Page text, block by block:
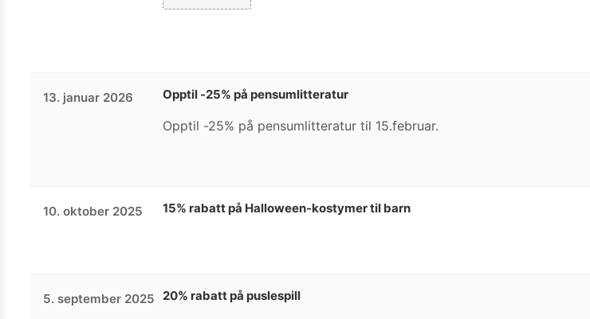
13. januar 2026 Opptil -25% på pensumlitteratur
Opptil -25% på pensumlitteratur til 15.februar.
10. oktober 2025 15% rabatt på Halloween-kostymer til barn
5. september 2025 20% rabatt på puslespill